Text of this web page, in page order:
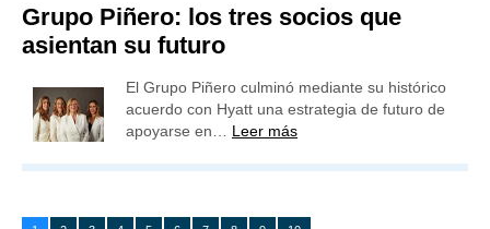
Grupo Piñero: los tres socios que
asientan su futuro
El Grupo Piñero culminó mediante su histórico
acuerdo con Hyatt una estrategia de futuro de
apoyarse en… Leer más